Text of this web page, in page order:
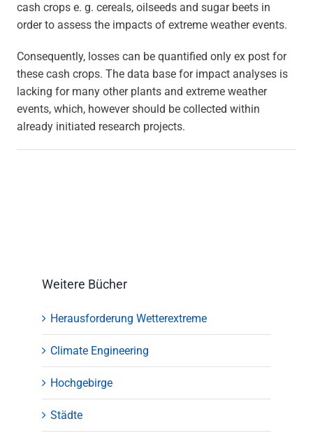
cash crops e. g. cereals, oilseeds and sugar beets in
order to assess the impacts of extreme weather events.
Consequently, losses can be quantified only ex post for
these cash crops. The data base for impact analyses is
lacking for many other plants and extreme weather
events, which, however should be collected within
already initiated research projects.
Weitere Bücher
Herausforderung Wetterextreme
Climate Engineering
Hochgebirge
Städte